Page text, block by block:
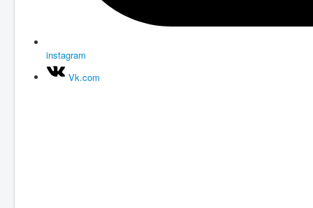
instagram
Vk.com